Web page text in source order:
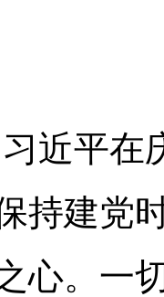
平在庆
持建党
心。一